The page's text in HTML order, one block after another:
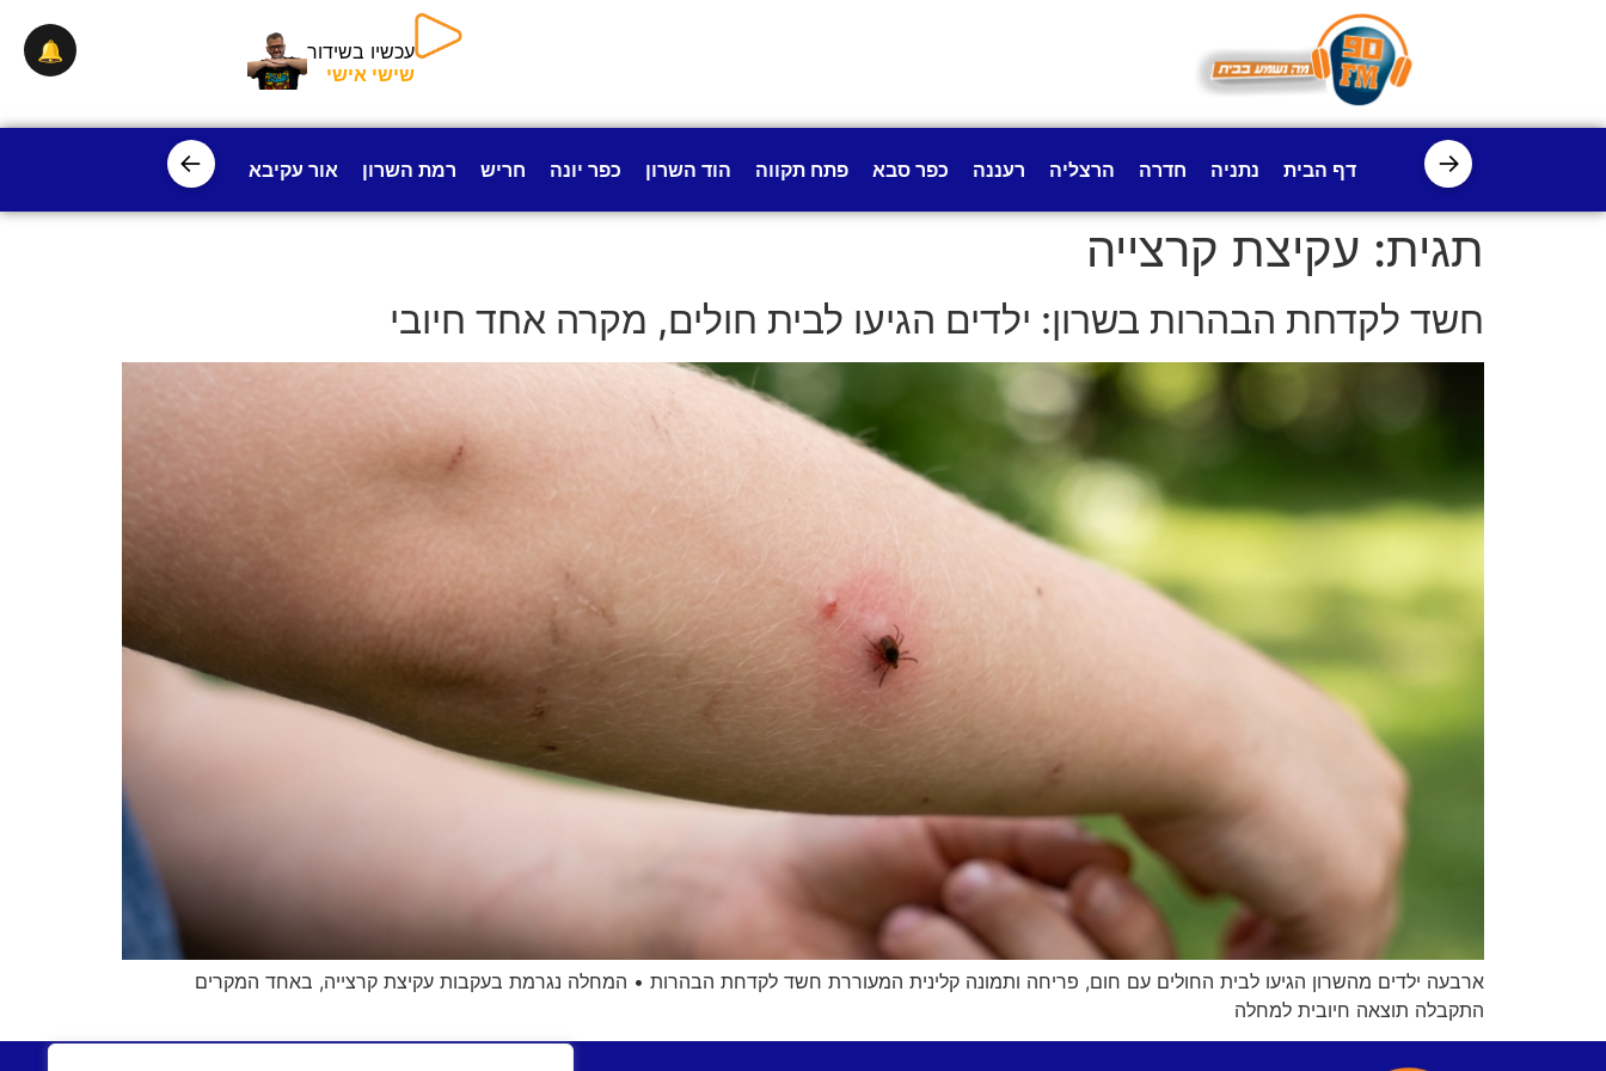
עכשיו בשידור
שישי אישי
→ דף הבית נתניה חדרה הרצליה רעננה כפר סבא פתח תקווה הוד השרון כפר יונה חריש רמת השרון אור עקיבא פרדס חנה
←
תגית: עקיצת קרצייה
חשד לקדחת הבהרות בשרון: ילדים הגיעו לבית חולים, מקרה אחד חיובי
ארבעה ילדים מהשרון הגיעו לבית החולים עם חום, פריחה ותמונה קלינית המעוררת חשד לקדחת הבהרות • המחלה נגרמת בעקבות עקיצת קרצייה, באחד המקרים
התקבלה תוצאה חיובית למחלה
🔔